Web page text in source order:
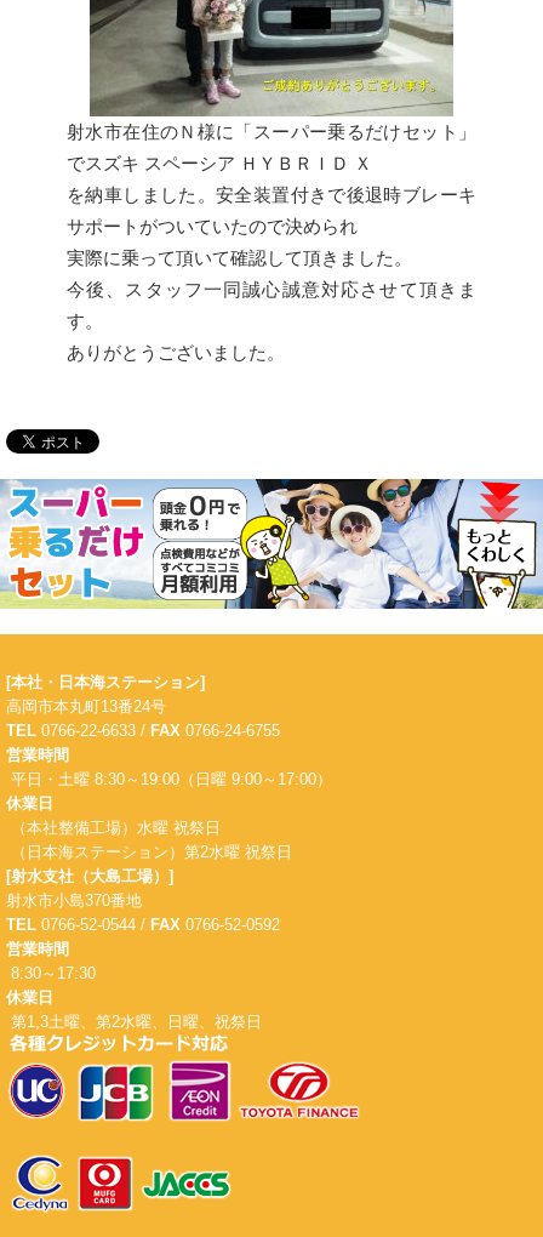
射水市在住のＮ様に「スーパー乗るだけセット」
でスズキ スペーシア ＨＹＢＲＩＤ Ｘ
を納車しました。安全装置付きで後退時ブレーキ
サポートがついていたので決められ
実際に乗って頂いて確認して頂きました。
今後、スタッフ一同誠心誠意対応させて頂きま
す。
ありがとうございました。
[本社・日本海ステーション]
高岡市本丸町13番24号
TEL 0766-22-6633 / FAX 0766-24-6755
営業時間
平日・土曜 8:30～19:00（日曜 9:00～17:00）
休業日
（本社整備工場）水曜 祝祭日
（日本海ステーション）第2水曜 祝祭日
[射水支社（大島工場）]
射水市小島370番地
TEL 0766-52-0544 / FAX 0766-52-0592
営業時間
8:30～17:30
休業日
第1,3土曜、第2水曜、日曜、祝祭日